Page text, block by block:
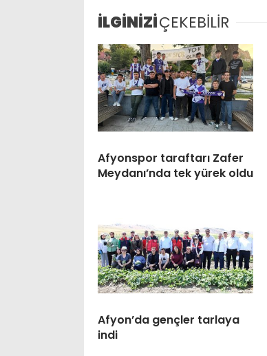
İLGİNİZİÇEKEBİLİR
Afyonspor taraftarı Zafer
Meydanı’nda tek yürek oldu
Afyon’da gençler tarlaya
indi